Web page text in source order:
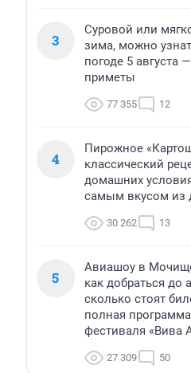
3
Суровой или
зима, можно
погоде 5 августа
приметы
77 355 12
4
Пирожное
классический
домашних
самым вкусом из
30 262 13
5
Авиашоу в
как добраться до
сколько стоят
полная программа
фестиваля «Вива
27 309 50